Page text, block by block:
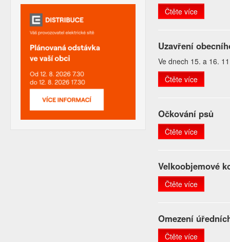
Čtěte více
Uzavření
Ve dnech 15. a 16.
Čtěte více
Očkování psů
Čtěte více
Velkoobjemové
Čtěte více
Omezení
Čtěte více